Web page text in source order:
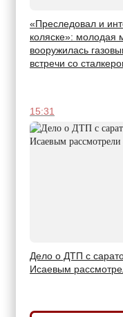
«Преследовал и
коляске»: молодая
вооружилась
встречи со
15:31
Дело о ДТП с
Исаевым